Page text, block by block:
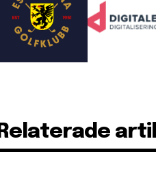
Relaterade